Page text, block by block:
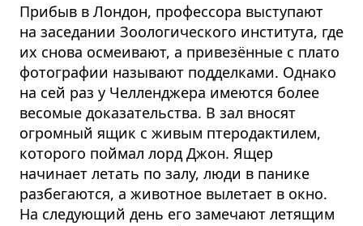
Прибыв в Лондон, профессора выступают
на заседании Зоологи­ческого института, где
их снова осмеивают, а привезённые с плато
фотографии называют подделками. Однако
на сей раз у Челленджера имеются более
весомые доказательства. В зал вносят
огромный ящик с живым птеродактилем,
которого поймал лорд Джон. Ящер
начинает летать по залу, люди в панике
разбегаются, а животное вылетает в окно.
На следующий день его замечают летящим